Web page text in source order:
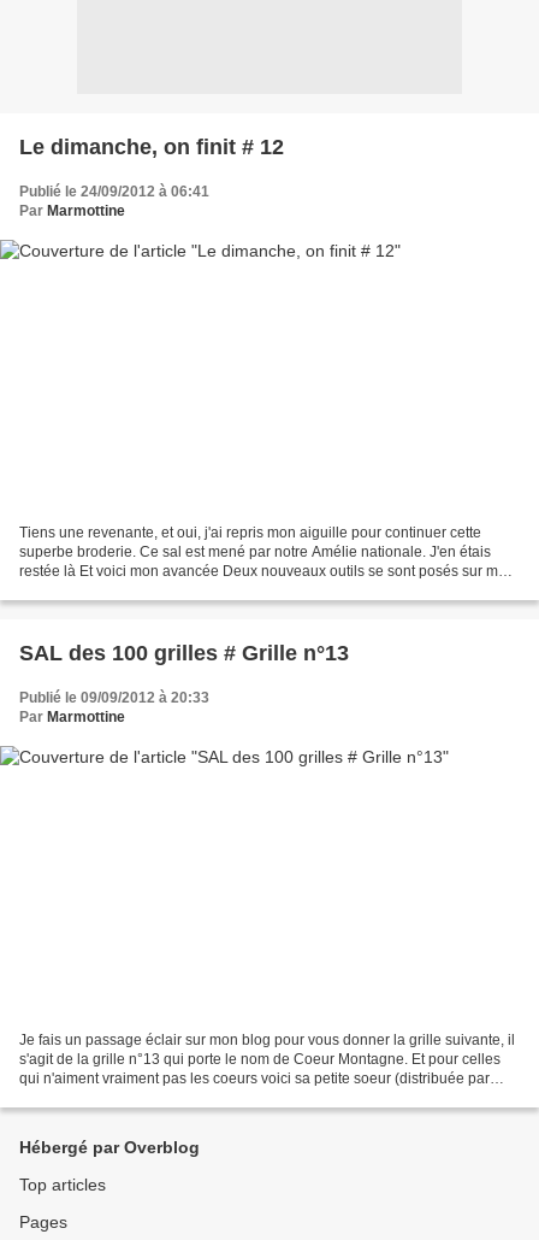
Le dimanche, on finit # 12
Publié le 24/09/2012 à 06:41
Par Marmottine
Tiens une revenante, et oui, j'ai repris mon aiguille pour continuer cette
superbe broderie. Ce sal est mené par notre Amélie nationale. J'en étais
restée là Et voici mon avancée Deux nouveaux outils se sont posés sur ma
SAL des 100 grilles # Grille n°13
Publié le 09/09/2012 à 20:33
Par Marmottine
Je fais un passage éclair sur mon blog pour vous donner la grille suivante, il
s'agit de la grille n°13 qui porte le nom de Coeur Montagne. Et pour celles
qui n'aiment vraiment pas les coeurs voici sa petite soeur (distribuée par
Hébergé par Overblog
Top articles
Pages